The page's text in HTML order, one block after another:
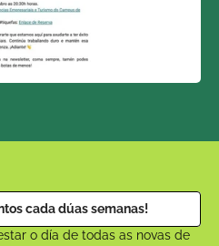
cada dúas semanas!
o día de todas as novas de